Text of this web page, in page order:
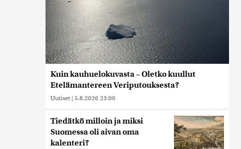
Kuin kauhuelokuvasta – Oletko kuullut
Etelämantereen Veriputouksesta?
Uutiset | 5.8.2026 23:00
Tiedätkö milloin ja miksi
Suomessa oli aivan oma
kalenteri?